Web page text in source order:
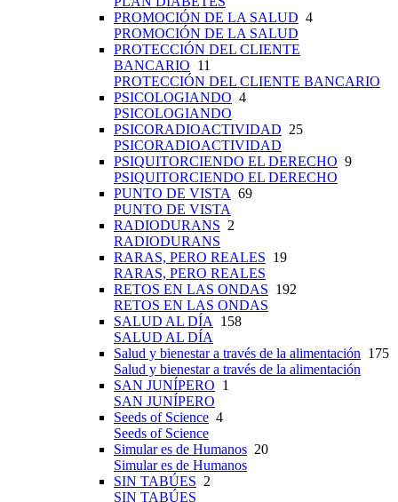
PROMOCIÓN DE LA SALUD 4
PROMOCIÓN DE LA SALUD
PROTECCIÓN DEL CLIENTE
BANCARIO 11
PROTECCIÓN DEL CLIENTE BANCARIO
PSICOLOGIANDO 4
PSICOLOGIANDO
PSICORADIOACTIVIDAD 25
PSICORADIOACTIVIDAD
PSIQUITORCIENDO EL DERECHO 9
PSIQUITORCIENDO EL DERECHO
PUNTO DE VISTA 69
PUNTO DE VISTA
RADIODURANS 2
RADIODURANS
RARAS, PERO REALES 19
RARAS, PERO REALES
RETOS EN LAS ONDAS 192
RETOS EN LAS ONDAS
SALUD AL DÍA
158
SALUD AL DÍA
Salud y bienestar a través de la alimentación 175
Salud y bienestar a través de la alimentación
SAN JUNÍPERO 1
SAN JUNÍPERO
Seeds of Science 4
Seeds of Science
Simular es de Humanos 20
Simular es de Humanos
SIN TABÚES 2
SIN TABÚES